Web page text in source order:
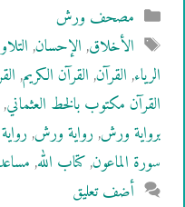
التصنيفات
مصحف ورش
الوسوم
الأخلاق,الإحسان,
الرياء,القرآن,القرآن الكريم,
القرآن مكتوب بالخط العثماني,
برواية ورش,رواية ورش,
سورة الماعون,كتاب الله,
أضف تعليق